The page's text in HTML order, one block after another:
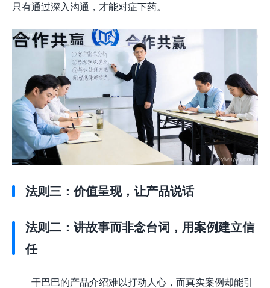
只有通过深入沟通，才能对症下药。
法则三：价值呈现，让产品说话
法则二：讲故事而非念台词，用案例建立信
任
干巴巴的产品介绍难以打动人心，而真实案例却能引